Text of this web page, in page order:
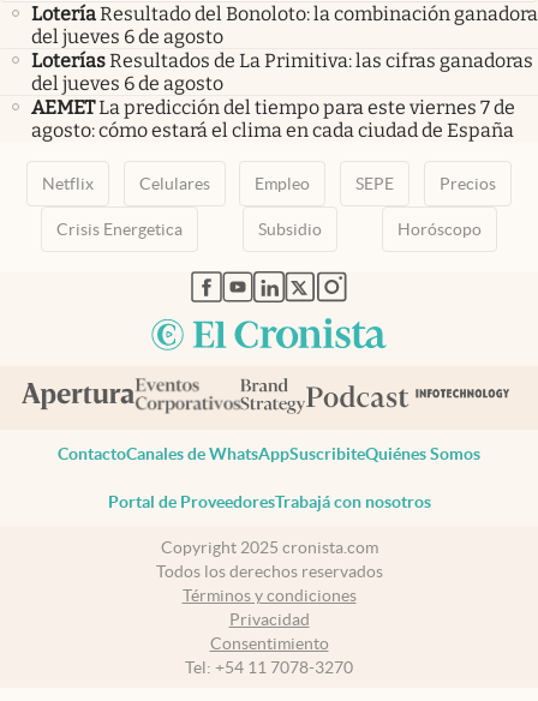
LoteríaResultado del Bonoloto: la combinación ganadora
del jueves 6 de agosto
LoteríasResultados de La Primitiva: las cifras ganadoras
del jueves 6 de agosto
AEMETLa predicción del tiempo para este viernes 7 de
agosto: cómo estará el clima en cada ciudad de España
Netflix Celulares Empleo SEPE Precios
Crisis Energetica Subsidio Horóscopo
abre en nueva pestaña
abre en nueva pestaña
abre en nueva pestaña
abre en nueva pestaña
abre en nueva pestaña
ContactoCanales de WhatsAppSuscribiteQuiénes Somos
Portal de ProveedoresTrabajá con nosotros
Copyright 2025 cronista.com
Todos los derechos reservados
Términos y condiciones
Privacidad
Consentimiento
Tel: +54 11 7078-3270